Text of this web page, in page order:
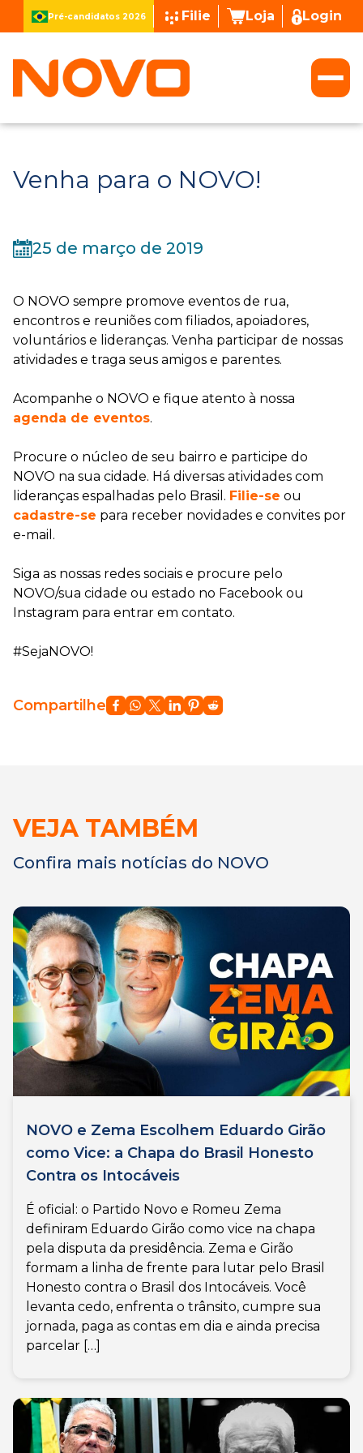
Pré-candidatos 2026 Filie Loja Login
Venha para o NOVO!
25 de março de 2019
O NOVO sempre promove eventos de rua,
encontros e reuniões com filiados, apoiadores,
voluntários e lideranças. Venha participar de nossas
atividades e traga seus amigos e parentes.
Acompanhe o NOVO e fique atento à nossa
agenda de eventos.
Procure o núcleo de seu bairro e participe do
NOVO na sua cidade. Há diversas atividades com
lideranças espalhadas pelo Brasil. Filie-se ou
cadastre-se para receber novidades e convites por
e-mail.
Siga as nossas redes sociais e procure pelo
NOVO/sua cidade ou estado no Facebook ou
Instagram para entrar em contato.
#SejaNOVO!
Compartilhe
VEJA TAMBÉM
Confira mais notícias do NOVO
NOVO e Zema Escolhem Eduardo Girão
como Vice: a Chapa do Brasil Honesto
Contra os Intocáveis
É oficial: o Partido Novo e Romeu Zema
definiram Eduardo Girão como vice na chapa
pela disputa da presidência. Zema e Girão
formam a linha de frente para lutar pelo Brasil
Honesto contra o Brasil dos Intocáveis. Você
levanta cedo, enfrenta o trânsito, cumpre sua
jornada, paga as contas em dia e ainda precisa
parcelar […]